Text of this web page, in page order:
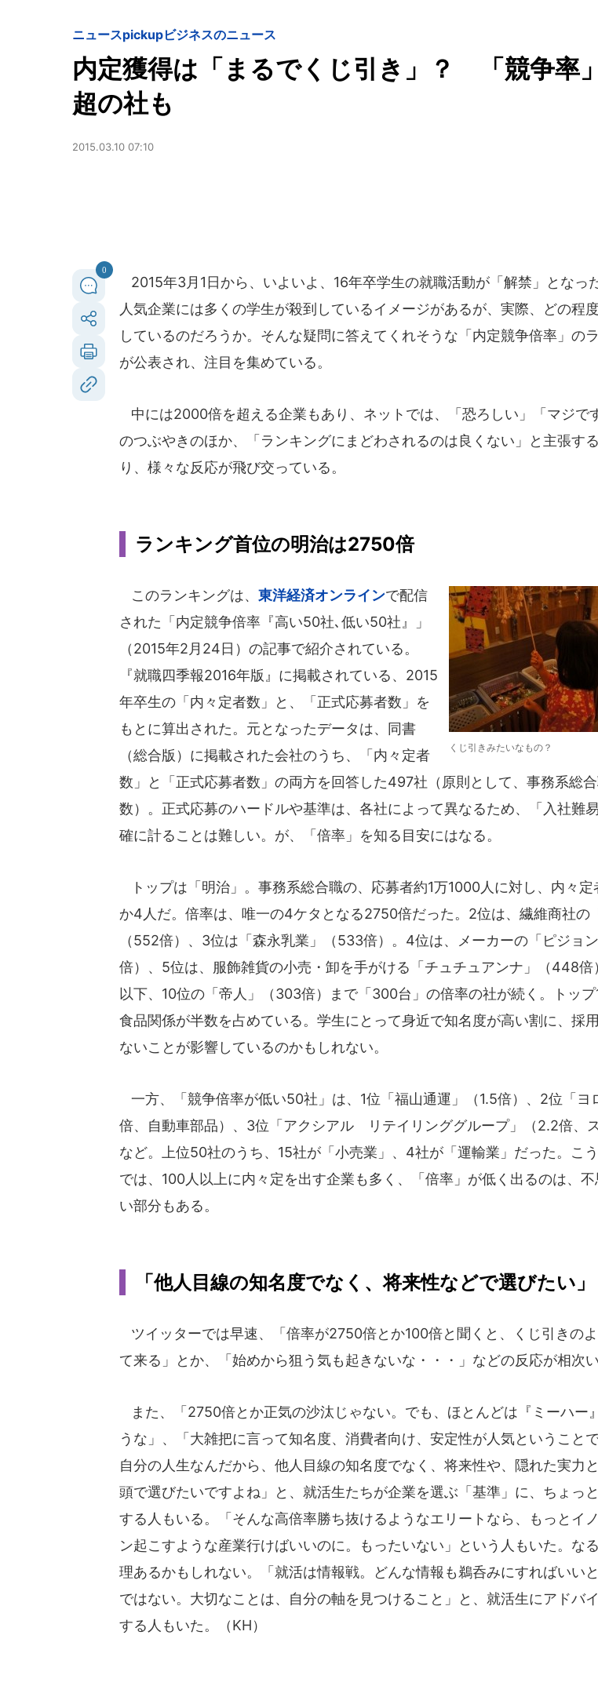
ニュースpickupビジネスのニュース
内定獲得は「まるでくじ引き」？ 「競争率
超の社も
2015.03.10 07:10
0
2015年3月1日から、いよいよ、16年卒学生の就職活動が「解禁」となっ
人気企業には多くの学生が殺到しているイメージがあるが、実際、どの程度
しているのだろうか。そんな疑問に答えてくれそうな「内定競争倍率」の
が公表され、注目を集めている。
中には2000倍を超える企業もあり、ネットでは、「恐ろしい」「マジで
のつぶやきのほか、「ランキングにまどわされるのは良くない」と主張す
り、様々な反応が飛び交っている。
ランキング首位の明治は2750倍
くじ引きみたいなもの？
このランキングは、 東洋経済オンラインで配信
された「内定競争倍率『高い50社､低い50社』」
（2015年2月24日）の記事で紹介されている。
『就職四季報2016年版』に掲載されている、2015
年卒生の「内々定者数」と、「正式応募者数」を
もとに算出された。元となったデータは、同書
（総合版）に掲載された会社のうち、「内々定者
数」と「正式応募者数」の両方を回答した497社（原則として、事務系総合
数）。正式応募のハードルや基準は、各社によって異なるため、「入社難
確に計ることは難しい。が、「倍率」を知る目安にはなる。
トップは「明治」。事務系総合職の、応募者約1万1000人に対し、内々定
か4人だ。倍率は、唯一の4ケタとなる2750倍だった。2位は、繊維商社の
（552倍）、3位は「森永乳業」（533倍）。4位は、メーカーの「ピジョ
倍）、5位は、服飾雑貨の小売・卸を手がける「チュチュアンナ」（448倍
以下、10位の「帝人」（303倍）まで「300台」の倍率の社が続く。トップ
食品関係が半数を占めている。学生にとって身近で知名度が高い割に、採
ないことが影響しているのかもしれない。
一方、「競争倍率が低い50社」は、1位「福山通運」（1.5倍）、2位「ヨ
倍、自動車部品）、3位「アクシアル リテイリンググループ」（2.2倍、ス
など。上位50社のうち、15社が「小売業」、4社が「運輸業」だった。こ
では、100人以上に内々定を出す企業も多く、「倍率」が低く出るのは、
い部分もある。
「他人目線の知名度でなく、将来性などで選びたい」
ツイッターでは早速、「倍率が2750倍とか100倍と聞くと、くじ引きのよ
て来る」とか、「始めから狙う気も起きないな・・・」などの反応が相次い
また、「2750倍とか正気の沙汰じゃない。でも、ほとんどは『ミーハー
うな」、「大雑把に言って知名度、消費者向け、安定性が人気ということで
自分の人生なんだから、他人目線の知名度でなく、将来性や、隠れた実力
頭で選びたいですよね」と、就活生たちが企業を選ぶ「基準」に、ちょっ
する人もいる。「そんな高倍率勝ち抜けるようなエリートなら、もっとイ
ン起こすような産業行けばいいのに。もったいない」という人もいた。な
理あるかもしれない。「就活は情報戦。どんな情報も鵜呑みにすればいい
ではない。大切なことは、自分の軸を見つけること」と、就活生にアドバイ
する人もいた。（KH）